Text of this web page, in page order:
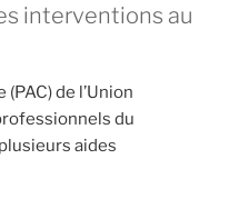
interventions au
de l’Union
du
aides